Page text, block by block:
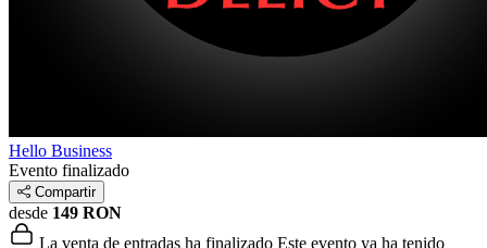
Hello Business
Evento finalizado
Compartir
desde 149 RON
La venta de entradas ha finalizado Este evento ya ha tenido